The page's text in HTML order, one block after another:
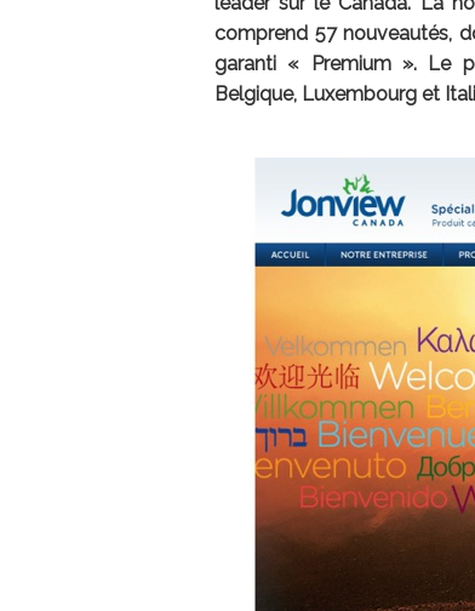
comprend 57 nouveautés,
garanti « Premium ». Le
Belgique, Luxembourg et